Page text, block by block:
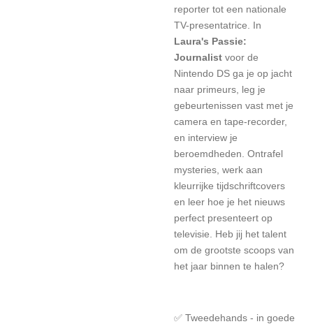
reporter tot een nationale
TV-presentatrice. In
Laura's Passie:
Journalist voor de
Nintendo DS ga je op jacht
naar primeurs, leg je
gebeurtenissen vast met je
camera en tape-recorder,
en interview je
beroemdheden. Ontrafel
mysteries, werk aan
kleurrijke tijdschriftcovers
en leer hoe je het nieuws
perfect presenteert op
televisie. Heb jij het talent
om de grootste scoops van
het jaar binnen te halen?
✅ Tweedehands - in goede